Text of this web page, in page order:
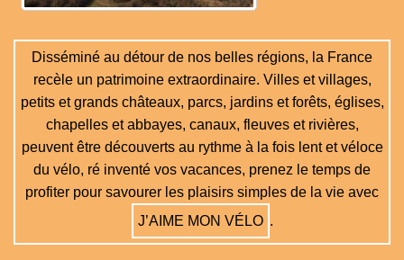
Disséminé au détour de nos belles régions, la France
recèle un patrimoine extraordinaire. Villes et villages,
petits et grands châteaux, parcs, jardins et forêts, églises,
chapelles et abbayes, canaux, fleuves et rivières,
peuvent être découverts au rythme à la fois lent et véloce
du vélo, ré inventé vos vacances, prenez le temps de
profiter pour savourer les plaisirs simples de la vie avec
J’AIME MON VÉLO .